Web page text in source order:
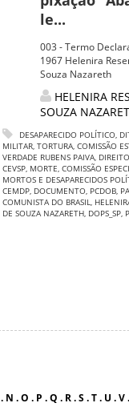
le...
003 - Termo
1967 Helenira
Souza Nazareth
HELENIRA
SOUZA
DESAPARECIDO POLÍTICO,
MILITAR, TORTURA, COMISSÃO
VERDADE RUBENS PAIVA,
CEVSP, MORTE, COMISSÃO
MORTOS E DESAPARECIDOS
CEMDP, DOCUMENTO, PCDOB,
COMUNISTA DO BRASIL,
DE SOUZA NAZARETH, DOPS_SP,
. N .O . P .Q . R.S.T. U .V.